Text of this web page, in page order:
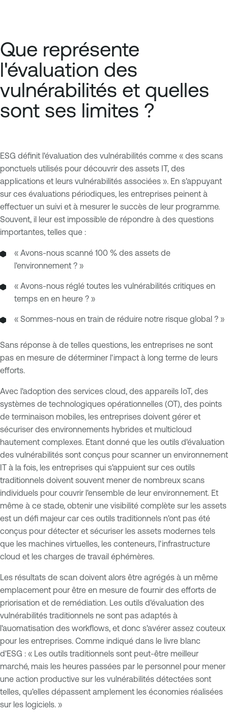
Que représente
l'évaluation des
vulnérabilités et quelles
sont ses limites ?
ESG définit l'évaluation des vulnérabilités comme « des scans
ponctuels utilisés pour découvrir des assets IT, des
applications et leurs vulnérabilités associées ». En s'appuyant
sur ces évaluations périodiques, les entreprises peinent à
effectuer un suivi et à mesurer le succès de leur programme.
Souvent, il leur est impossible de répondre à des questions
importantes, telles que :
« Avons-nous scanné 100 % des assets de
l'environnement ? »
« Avons-nous réglé toutes les vulnérabilités critiques en
temps en en heure ? »
« Sommes-nous en train de réduire notre risque global ? »
Sans réponse à de telles questions, les entreprises ne sont
pas en mesure de déterminer l'impact à long terme de leurs
efforts.
Avec l'adoption des services cloud, des appareils IoT, des
systèmes de technologiques opérationnelles (OT), des points
de terminaison mobiles, les entreprises doivent gérer et
sécuriser des environnements hybrides et multicloud
hautement complexes. Etant donné que les outils d'évaluation
des vulnérabilités sont conçus pour scanner un environnement
IT à la fois, les entreprises qui s'appuient sur ces outils
traditionnels doivent souvent mener de nombreux scans
individuels pour couvrir l'ensemble de leur environnement. Et
même à ce stade, obtenir une visibilité complète sur les assets
est un défi majeur car ces outils traditionnels n'ont pas été
conçus pour détecter et sécuriser les assets modernes tels
que les machines virtuelles, les conteneurs, l'infrastructure
cloud et les charges de travail éphémères.
Les résultats de scan doivent alors être agrégés à un même
emplacement pour être en mesure de fournir des efforts de
priorisation et de remédiation. Les outils d'évaluation des
vulnérabilités traditionnels ne sont pas adaptés à
l'auomatisation des workflows, et donc s'avérer assez couteux
pour les entreprises. Comme indiqué dans le livre blanc
d'ESG : « Les outils traditionnels sont peut-être meilleur
marché, mais les heures passées par le personnel pour mener
une action productive sur les vulnérabilités détectées sont
telles, qu'elles dépassent amplement les économies réalisées
sur les logiciels. »